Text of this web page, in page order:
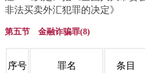
非法买卖外汇犯罪的决定》
第五节 金融诈骗罪(8)
序号 罪名 条目